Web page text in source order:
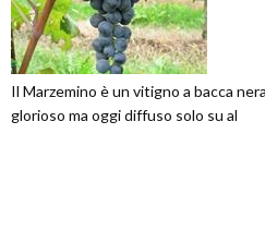
Il Marzemino è un vitigno a bacca
glorioso ma oggi diffuso solo su al